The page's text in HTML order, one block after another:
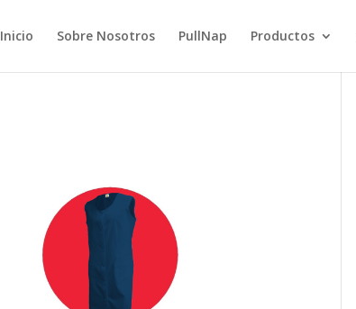
Inicio Sobre Nosotros PullNap Productos